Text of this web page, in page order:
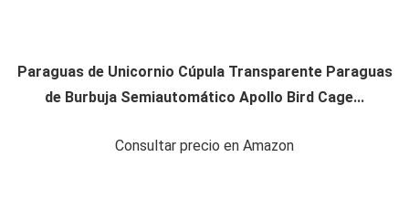
Paraguas de Unicornio Cúpula Transparente Paraguas
de Burbuja Semiautomático Apollo Bird Cage...
Consultar precio en Amazon